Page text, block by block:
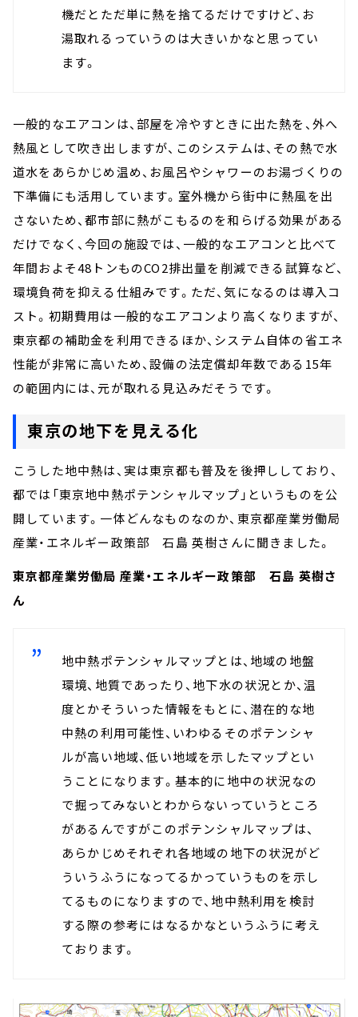
機だとただ単に熱を捨てるだけですけど、お
湯取れるっていうのは大きいかなと思ってい
ます。
一般的なエアコンは、部屋を冷やすときに出た熱を、外へ
熱風として吹き出しますが、このシステムは、その熱で水
道水をあらかじめ温め、お風呂やシャワーのお湯づくりの
下準備にも活用しています。室外機から街中に熱風を出
さないため、都市部に熱がこもるのを和らげる効果がある
だけでなく、今回の施設では、一般的なエアコンと比べて
年間およそ48トンものCO2排出量を削減できる試算など、
環境負荷を抑える仕組みです。ただ、気になるのは導入コ
スト。初期費用は一般的なエアコンより高くなりますが、
東京都の補助金を利用できるほか、システム自体の省エネ
性能が非常に高いため、設備の法定償却年数である15年
の範囲内には、元が取れる見込みだそうです。
東京の地下を見える化
こうした地中熱は、実は東京都も普及を後押ししており、
都では「東京地中熱ポテンシャルマップ」というものを公
開しています。一体どんなものなのか、東京都産業労働局
産業・エネルギー政策部 石島 英樹さんに聞きました。
東京都産業労働局 産業・エネルギー政策部 石島 英樹さ
ん
地中熱ポテンシャルマップとは、地域の地盤
環境、地質であったり、地下水の状況とか、温
度とかそういった情報をもとに、潜在的な地
中熱の利用可能性、いわゆるそのポテンシャ
ルが高い地域、低い地域を示したマップとい
うことになります。基本的に地中の状況なの
で掘ってみないとわからないっていうところ
があるんですがこのポテンシャルマップは、
あらかじめそれぞれ各地域の地下の状況がど
ういうふうになってるかっていうものを示し
てるものになりますので、地中熱利用を検討
する際の参考にはなるかなというふうに考え
ております。